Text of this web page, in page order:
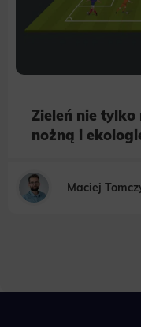
Zieleń nie tylko
nożną i
Maciej